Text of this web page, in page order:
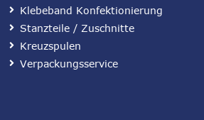
Klebeband Konfektionierung
Stanzteile / Zuschnitte
Kreuzspulen
Verpackungsservice